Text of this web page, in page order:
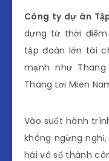
Công ty dự án
dựng từ thời
tập đoàn lớn tài
mạnh như Thang
Thang Lơi Mien
Vào suốt hành
không ngừng nghỉ,
hái vô số thành